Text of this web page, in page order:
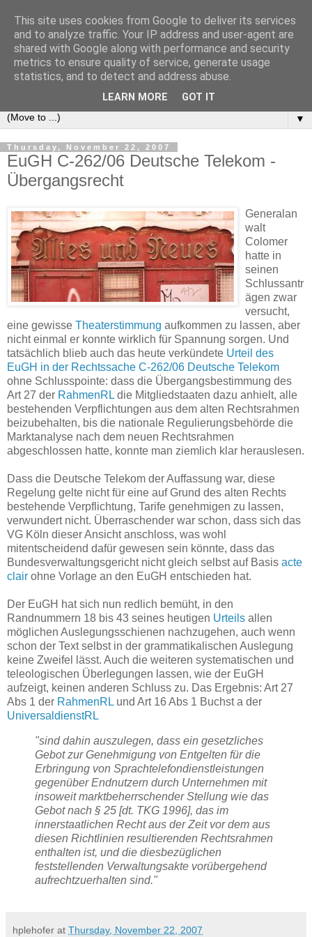
e-comm
Blog zum österreichischen und europäischen Recht der
elektronischen Kommunikationsnetze und -dienste
▼
Thursday, November 22, 2007
EuGH C-262/06 Deutsche Telekom -
Übergangsrecht
Generalan
walt
Colomer
hatte in
seinen
Schlussantr
ägen zwar
versucht,
eine gewisse Theaterstimmung aufkommen zu lassen, aber
nicht einmal er konnte wirklich für Spannung sorgen. Und
tatsächlich blieb auch das heute verkündete Urteil des
EuGH in der Rechtssache C-262/06 Deutsche Telekom
ohne Schlusspointe: dass die Übergangsbestimmung des
Art 27 der RahmenRL die Mitgliedstaaten dazu anhielt, alle
bestehenden Verpflichtungen aus dem alten Rechtsrahmen
beizubehalten, bis die nationale Regulierungsbehörde die
Marktanalyse nach dem neuen Rechtsrahmen
abgeschlossen hatte, konnte man ziemlich klar herauslesen.
Dass die Deutsche Telekom der Auffassung war, diese
Regelung gelte nicht für eine auf Grund des alten Rechts
bestehende Verpflichtung, Tarife genehmigen zu lassen,
verwundert nicht. Überraschender war schon, dass sich das
VG Köln dieser Ansicht anschloss, was wohl
mitentscheidend dafür gewesen sein könnte, dass das
Bundesverwaltungsgericht nicht gleich selbst auf Basis acte
clair ohne Vorlage an den EuGH entschieden hat.
Der EuGH hat sich nun redlich bemüht, in den
Randnummern 18 bis 43 seines heutigen Urteils allen
möglichen Auslegungsschienen nachzugehen, auch wenn
schon der Text selbst in der grammatikalischen Auslegung
keine Zweifel lässt. Auch die weiteren systematischen und
teleologischen Überlegungen lassen, wie der EuGH
aufzeigt, keinen anderen Schluss zu. Das Ergebnis: Art 27
Abs 1 der RahmenRL und Art 16 Abs 1 Buchst a der
UniversaldienstRL
"sind dahin auszulegen, dass ein gesetzliches
Gebot zur Genehmigung von Entgelten für die
Erbringung von Sprachtelefondienstleistungen
gegenüber Endnutzern durch Unternehmen mit
insoweit marktbeherrschender Stellung wie das
Gebot nach § 25 [dt. TKG 1996], das im
innerstaatlichen Recht aus der Zeit vor dem aus
diesen Richtlinien resultierenden Rechtsrahmen
enthalten ist, und die diesbezüglichen
feststellenden Verwaltungsakte vorübergehend
aufrechtzuerhalten sind."
hplehofer at Thursday, November 22, 2007
This site uses cookies from Google to deliver its services
and to analyze traffic. Your IP address and user-agent are
shared with Google along with performance and security
metrics to ensure quality of service, generate usage
statistics, and to detect and address abuse.
LEARN MORE GOT IT